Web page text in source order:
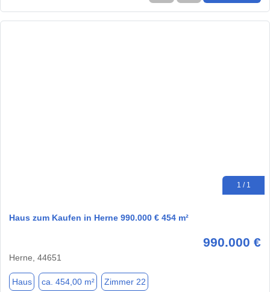
1 / 1
Haus zum Kaufen in Herne 990.000 € 454 m²
990.000 €
Herne, 44651
Haus ca. 454,00 m² Zimmer 22